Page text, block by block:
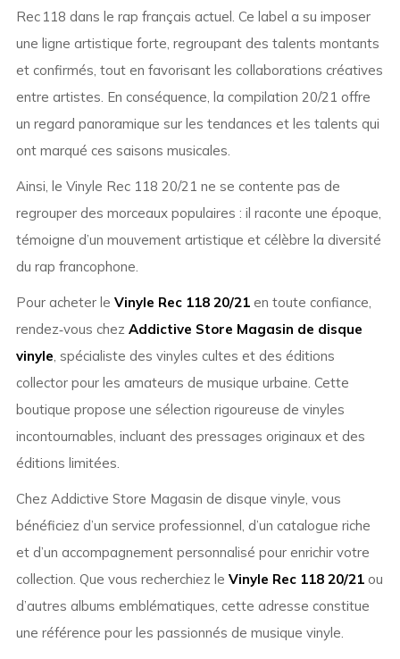
Rec 118 dans le rap français actuel. Ce label a su imposer
une ligne artistique forte, regroupant des talents montants
et confirmés, tout en favorisant les collaborations créatives
entre artistes. En conséquence, la compilation 20/21 offre
un regard panoramique sur les tendances et les talents qui
ont marqué ces saisons musicales.
Ainsi, le Vinyle Rec 118 20/21 ne se contente pas de
regrouper des morceaux populaires : il raconte une époque,
témoigne d’un mouvement artistique et célèbre la diversité
du rap francophone.
Pour acheter le Vinyle Rec 118 20/21en toute confiance,
rendez‑vous chez Addictive Store Magasin de disque
vinyle, spécialiste des vinyles cultes et des éditions
collector pour les amateurs de musique urbaine. Cette
boutique propose une sélection rigoureuse de vinyles
incontournables, incluant des pressages originaux et des
éditions limitées.
Chez Addictive Store Magasin de disque vinyle, vous
bénéficiez d’un service professionnel, d’un catalogue riche
et d’un accompagnement personnalisé pour enrichir votre
collection. Que vous recherchiez le Vinyle Rec 118 20/21ou
d’autres albums emblématiques, cette adresse constitue
une référence pour les passionnés de musique vinyle.